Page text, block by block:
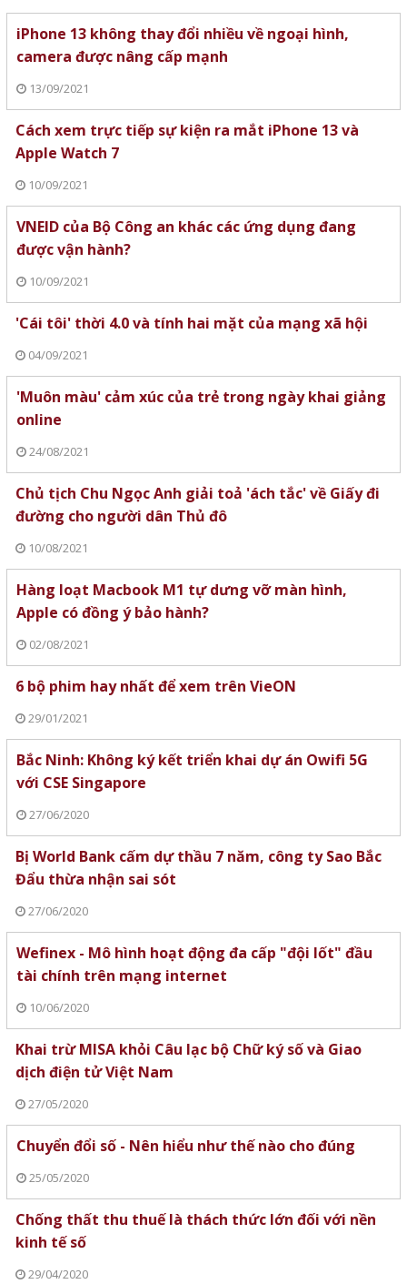
iPhone 13 không thay đổi nhiều về ngoại hình,
camera được nâng cấp mạnh
13/09/2021
Cách xem trực tiếp sự kiện ra mắt iPhone 13 và
Apple Watch 7
10/09/2021
VNEID của Bộ Công an khác các ứng dụng đang
được vận hành?
10/09/2021
'Cái tôi' thời 4.0 và tính hai mặt của mạng xã hội
04/09/2021
'Muôn màu' cảm xúc của trẻ trong ngày khai giảng
online
24/08/2021
Chủ tịch Chu Ngọc Anh giải toả 'ách tắc' về Giấy đi
đường cho người dân Thủ đô
10/08/2021
Hàng loạt Macbook M1 tự dưng vỡ màn hình,
Apple có đồng ý bảo hành?
02/08/2021
6 bộ phim hay nhất để xem trên VieON
29/01/2021
Bắc Ninh: Không ký kết triển khai dự án Owifi 5G
với CSE Singapore
27/06/2020
Bị World Bank cấm dự thầu 7 năm, công ty Sao Bắc
Đẩu thừa nhận sai sót
27/06/2020
Wefinex - Mô hình hoạt động đa cấp "đội lốt" đầu
tài chính trên mạng internet
10/06/2020
Khai trừ MISA khỏi Câu lạc bộ Chữ ký số và Giao
dịch điện tử Việt Nam
27/05/2020
Chuyển đổi số - Nên hiểu như thế nào cho đúng
25/05/2020
Chống thất thu thuế là thách thức lớn đối với nền
kinh tế số
29/04/2020